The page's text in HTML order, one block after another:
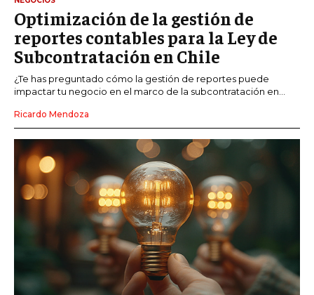
Optimización de la gestión de
reportes contables para la Ley de
Subcontratación en Chile
¿Te has preguntado cómo la gestión de reportes puede
impactar tu negocio en el marco de la subcontratación en...
Ricardo Mendoza